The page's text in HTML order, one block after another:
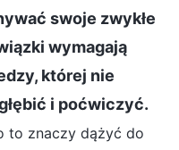
swoje zwykłe
wymagają
której nie
i poćwiczyć.
to znaczy dążyć do